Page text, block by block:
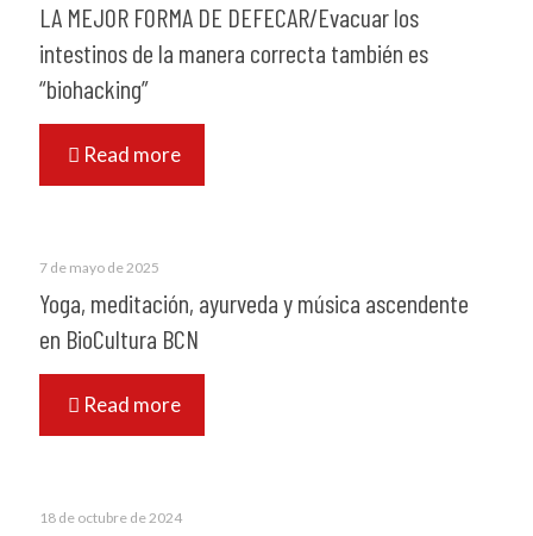
LA MEJOR FORMA DE DEFECAR/Evacuar los
intestinos de la manera correcta también es
“biohacking”
Read more
7 de mayo de 2025
Yoga, meditación, ayurveda y música ascendente
en BioCultura BCN
Read more
18 de octubre de 2024